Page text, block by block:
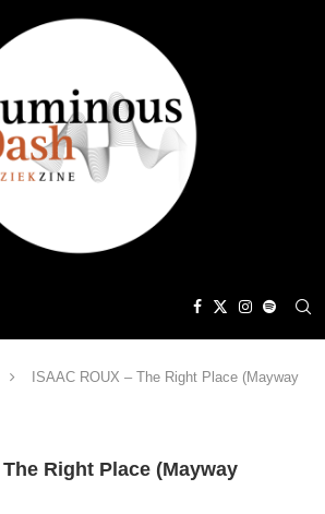
ISAAC ROUX – The Right Place (Mayway
Right Place (Mayway